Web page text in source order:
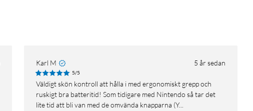
Karl M 5 år sedan
5/5
Väldigt skön kontroll att hålla i med ergonomiskt grepp och
ruskigt bra batteritid! Som tidigare med Nintendo så tar det
lite tid att bli van med de omvända knapparna (Y...